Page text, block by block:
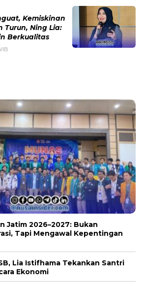
Kemiskinan
Turun, Ning Lia:
Berkualitas
Jatim 2026–2027: Bukan
Tapi Mengawal Kepentingan
Lia Istifhama Tekankan Santri
Ekonomi